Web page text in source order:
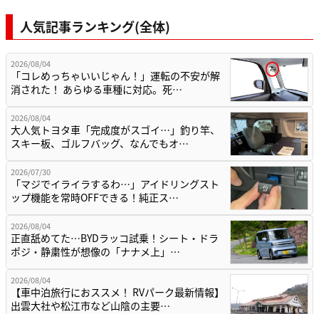
人気記事ランキング(全体)
2026/08/04
「コレめっちゃいいじゃん！」運転の不安が解
消された！ あらゆる車種に対応。死…
2026/08/04
大人気トヨタ車「完成度がスゴイ…」釣り竿、
スキー板、ゴルフバッグ、なんでもオ…
2026/07/30
「マジでイライラするわ…」アイドリングスト
ップ機能を常時OFFできる！純正ス…
2026/08/04
正直舐めてた…BYDラッコ試乗！シート・ドラ
ポジ・静粛性が想像の「ナナメ上」…
2026/08/04
【車中泊旅行におススメ！ RVパーク最新情報】
出雲大社や松江市など山陰の主要…